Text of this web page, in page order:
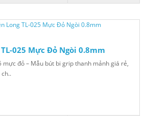
025 Mực Đỏ Ngòi 0.8mm
mực đỏ – Mẫu bút bi grip thanh mảnh giá rẻ,